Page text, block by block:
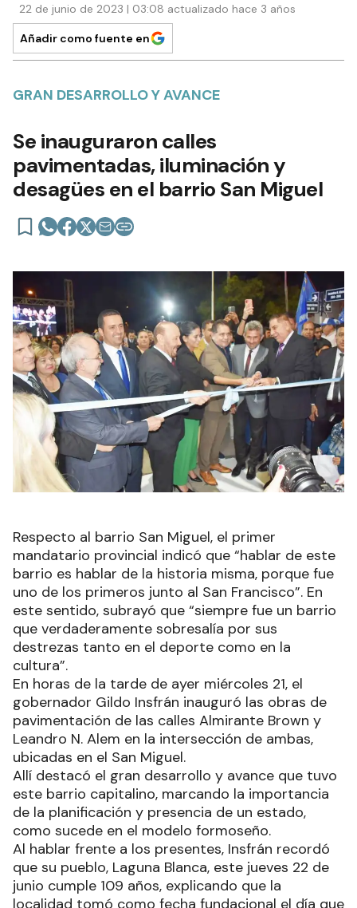
22 de junio de 2023 | 03:08 actualizado hace 3 años
Añadir como fuente en
GRAN DESARROLLO Y AVANCE
Se inauguraron calles
pavimentadas, iluminación y
desagües en el barrio San Miguel
Respecto al barrio San Miguel, el primer
mandatario provincial indicó que “hablar de este
barrio es hablar de la historia misma, porque fue
uno de los primeros junto al San Francisco”. En
este sentido, subrayó que “siempre fue un barrio
que verdaderamente sobresalía por sus
destrezas tanto en el deporte como en la
cultura”.
En horas de la tarde de ayer miércoles 21, el
gobernador Gildo Insfrán inauguró las obras de
pavimentación de las calles Almirante Brown y
Leandro N. Alem en la intersección de ambas,
ubicadas en el San Miguel.
Allí destacó el gran desarrollo y avance que tuvo
este barrio capitalino, marcando la importancia
de la planificación y presencia de un estado,
como sucede en el modelo formoseño.
Al hablar frente a los presentes, Insfrán recordó
que su pueblo, Laguna Blanca, este jueves 22 de
junio cumple 109 años, explicando que la
localidad tomó como fecha fundacional el día que